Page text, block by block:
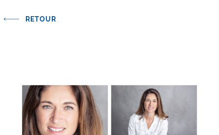
RETOUR
geneva@alecallan.com
Design et développement :
WIS17 Agency